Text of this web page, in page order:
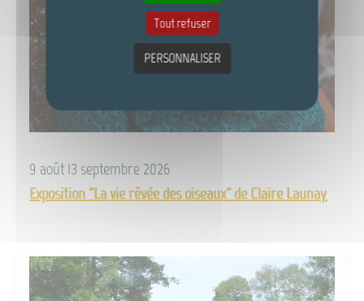
9 août 13 septembre 2026
Exposition "La vie rêvée des oiseaux" de Claire Launay
Tout refuser
PERSONNALISER